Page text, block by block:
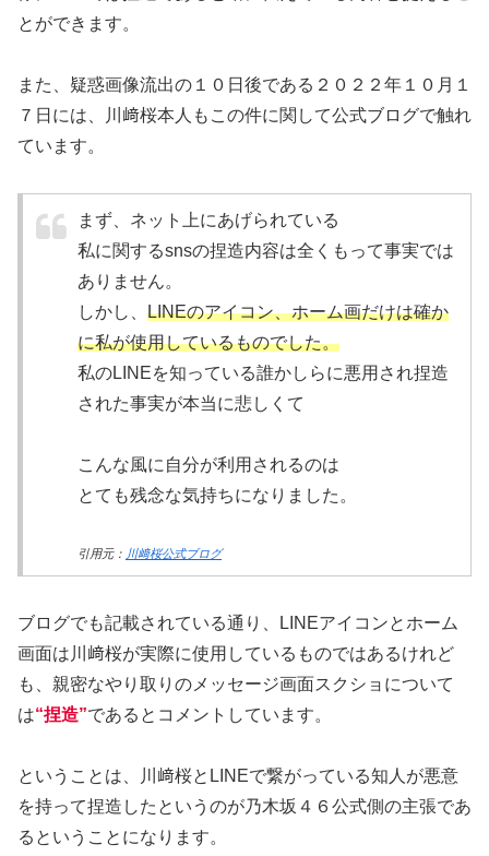
とができます。
また、疑惑画像流出の１０日後である２０２２年１０月１
７日には、川﨑桜本人もこの件に関して公式ブログで触れ
ています。
まず、ネット上にあげられている
私に関するsnsの捏造内容は全くもって事実では
ありません。
しかし、 LINEのアイコン、ホーム画だけは確か
に私が使用しているものでした。
私のLINEを知っている誰かしらに悪用され捏造
された事実が本当に悲しくて
こんな風に自分が利用されるのは
とても残念な気持ちになりました。
引用元： 川﨑桜公式ブログ
ブログでも記載されている通り、LINEアイコンとホーム
画面は川﨑桜が実際に使用しているものではあるけれど
も、親密なやり取りのメッセージ画面スクショについて
は“捏造”であるとコメントしています。
ということは、川﨑桜とLINEで繋がっている知人が悪意
を持って捏造したというのが乃木坂４６公式側の主張であ
るということになります。